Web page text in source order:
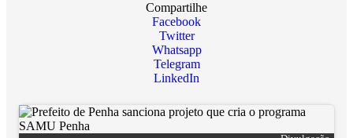
Compartilhe
Facebook
Twitter
Whatsapp
Telegram
LinkedIn